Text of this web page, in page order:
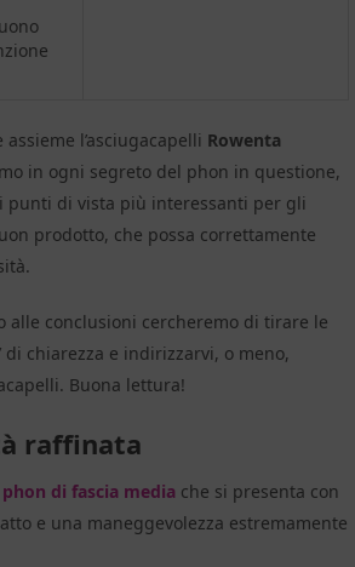
l’asciugacapelli Rowenta
in ogni segreto del phon in questione,
punti di vista più interessanti per gli
prodotto, che possa correttamente
alle conclusioni cercheremo di tirare le
di chiarezza e indirizzarvi, o meno,
Buona lettura!
raffinata
phon di fascia media che si presenta con
e una maneggevolezza estremamente